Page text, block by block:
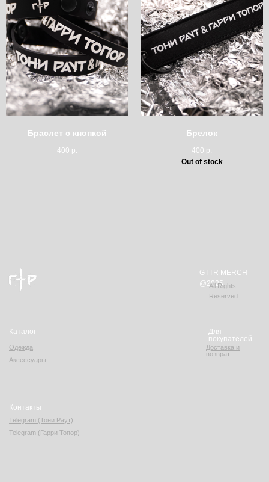
Браслет с кнопкой
400 р.
Брелок
400 р.
Out of stock
Telegram (Гарри Топор)
Telegram (Тони Раут)
Контакты
GTTR MERCH
@2025
All Rights
Reserved
Для
покупателей
Доставка и
возврат
Одежда
Аксессуары
Каталог